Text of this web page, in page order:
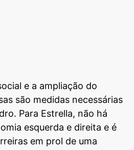
e a ampliação do
são medidas necessárias
Para Estrella, não há
esquerda e direita e é
em prol de uma